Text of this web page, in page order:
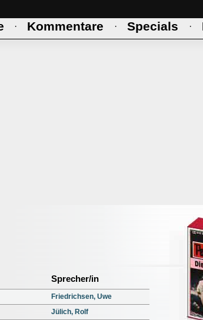
· Kommentare · Specials ·
Sprecher/in
Friedrichsen, Uwe
Jülich, Rolf